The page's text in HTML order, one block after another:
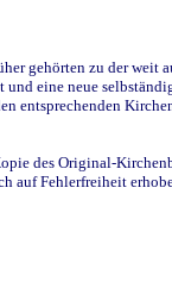
gehörten zu der weit
eine neue
des Original-
auf Fehlerfreiheit